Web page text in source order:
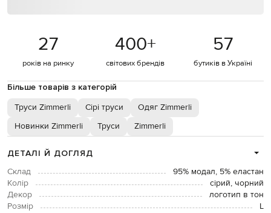
27
років на ринку
400+
світових брендів
57
бутиків в Україні
Більше товарів з категорій
Труси Zimmerli Сірі труси
Одяг Zimmerli
Новинки Zimmerli
Труси Zimmerli
ДЕТАЛІ Й ДОГЛЯД
Склад
95% модал, 5% еластан
Колір
сірий, чорний
Декор
логотип в тон
Розмір
L